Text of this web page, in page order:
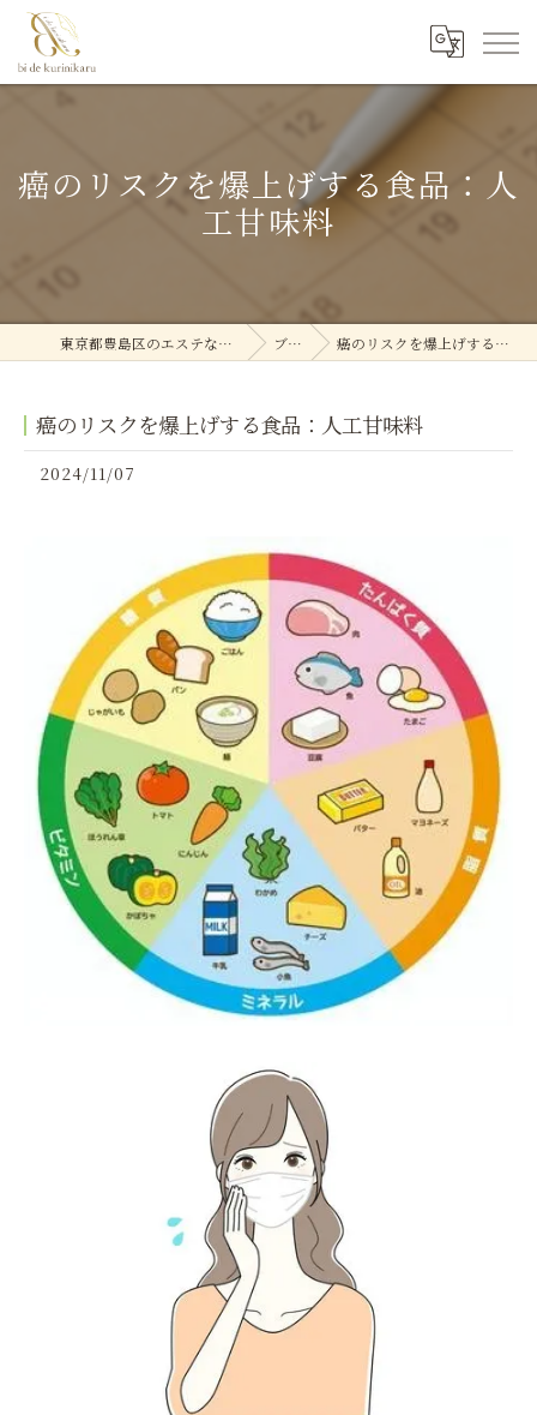
癌のリスクを爆上げする食品：人
工甘味料
東京都豊島区のエステなら美deクリニカル ブログ 癌のリスクを爆上げする食品：人工甘味料
癌のリスクを爆上げする食品：人工甘味料
2024/11/07